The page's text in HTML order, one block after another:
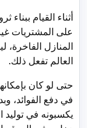
أثناء القيام ببناء
على المشتريات
العالم تفعل ذلك.
حتى لو كان
في دفع الفوائد،
يكسبونه في توليد